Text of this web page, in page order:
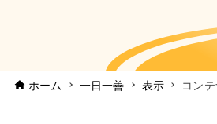
ホーム 一日一善 表示 コン